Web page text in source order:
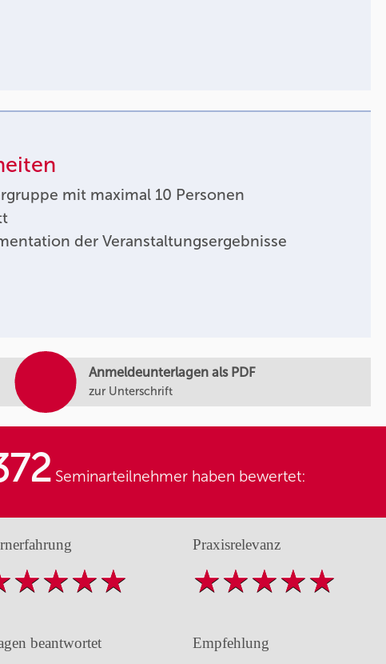
Anmeldeunterlagen als PDF
zur Unterschrift
mit maximal 10 Personen
der Veranstaltungsergebnisse
Seminarteilnehmer haben bewertet:
Praxisrelevanz
beantwortet Empfehlung